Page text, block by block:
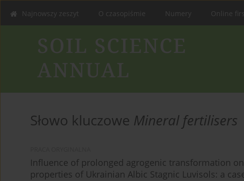
Najnowszy zeszyt O czasopiśmie Numery Online
Słowo kluczowe Mineral fertilisers
Influence of prolonged agrogenic transformation
properties of Ukrainian Albic Stagnic Luvisols: a